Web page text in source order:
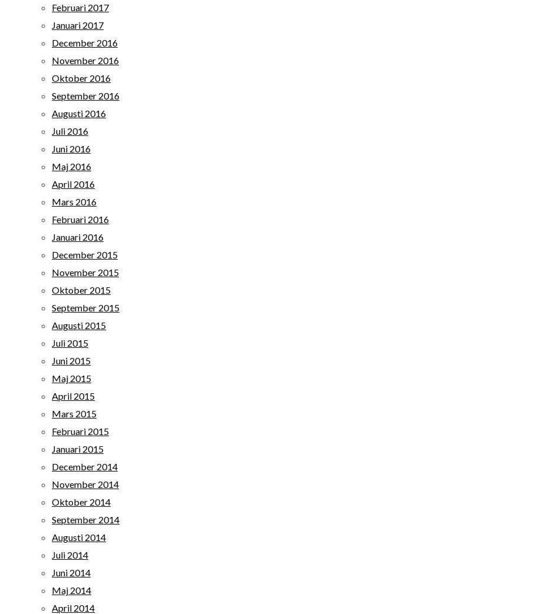
Februari 2017
Januari 2017
December 2016
November 2016
Oktober 2016
September 2016
Augusti 2016
Juli 2016
Juni 2016
Maj 2016
April 2016
Mars 2016
Februari 2016
Januari 2016
December 2015
November 2015
Oktober 2015
September 2015
Augusti 2015
Juli 2015
Juni 2015
Maj 2015
April 2015
Mars 2015
Februari 2015
Januari 2015
December 2014
November 2014
Oktober 2014
September 2014
Augusti 2014
Juli 2014
Juni 2014
Maj 2014
April 2014